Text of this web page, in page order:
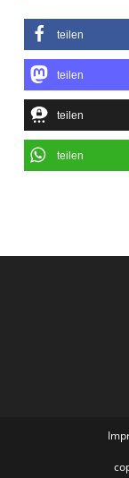
teilen
teilen
teilen
teilen